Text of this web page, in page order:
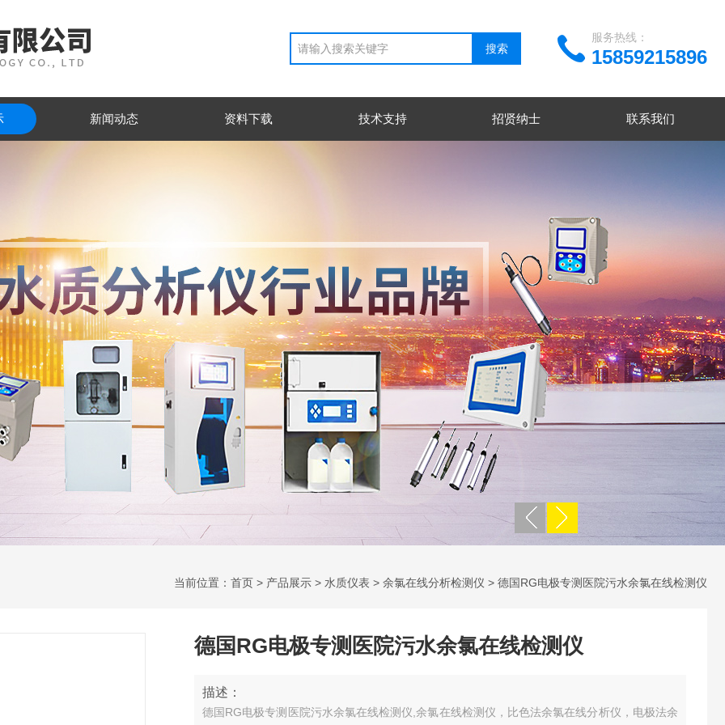
15859215896
服务热线：
新闻动态 资料下载 技术支持 招贤纳士 联系我们
当前位置： 首页 > 产品展示 > 水质仪表 > 余氯在线分析检测仪 > 德国RG电极专测医院污水余氯在线检测仪
德国RG电极专测医院污水余氯在线检测仪
描述：
德国RG电极专测医院污水余氯在线检测仪,余氯在线检测仪，比色法余氯在线分析仪，电极法余